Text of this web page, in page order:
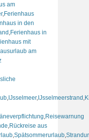
am
, Ferienhaus
in den
Ferienhaus in
mit
am
IJsselmeer, IJsselmeerstrand
Reisewarnung
Rückreise aus
Spätsommerurlaub